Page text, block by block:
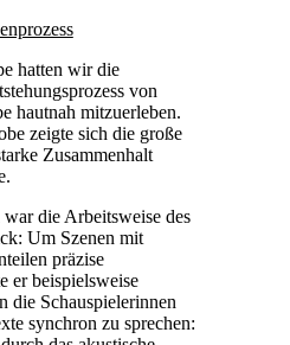
hatten wir die
von
hautnah mitzuerleben.
zeigte sich die große
Zusammenhalt
war die Arbeitsweise des
Um Szenen mit
präzise
er beispielsweise
die Schauspielerinnen
synchron zu sprechen: